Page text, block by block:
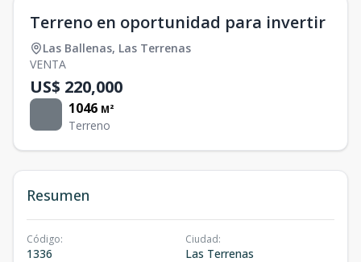
Terreno en oportunidad para invertir
Las Ballenas, Las Terrenas
VENTA
US$ 220,000
1046 M²
Terreno
Resumen
Código:
1336
Ciudad:
Las Terrenas